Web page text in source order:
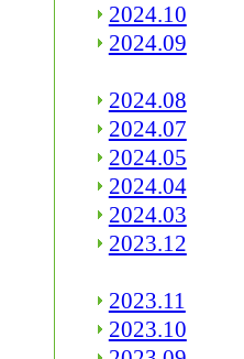
2024.10
2024.09
2024.08
2024.07
2024.05
2024.04
2024.03
2023.12
2023.11
2023.10